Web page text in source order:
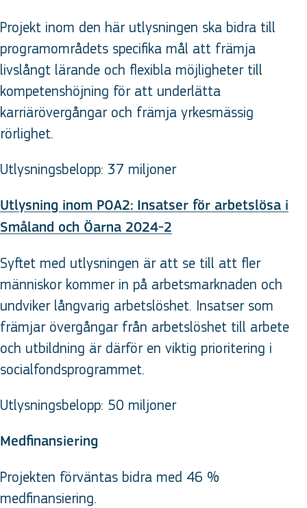
Projekt inom den här utlysningen ska bidra till
programområdets specifika mål att främja
livslångt lärande och flexibla möjligheter till
kompetenshöjning för att underlätta
karriärövergångar och främja yrkesmässig
rörlighet.
Utlysningsbelopp: 37 miljoner
Utlysning inom POA2: Insatser för arbetslösa i
Småland och Öarna 2024-2
Syftet med utlysningen är att se till att fler
människor kommer in på arbetsmarknaden och
undviker långvarig arbetslöshet. Insatser som
främjar övergångar från arbetslöshet till arbete
och utbildning är därför en viktig prioritering i
socialfondsprogrammet.
Utlysningsbelopp: 50 miljoner
Medfinansiering
Projekten förväntas bidra med 46 %
medfinansiering.